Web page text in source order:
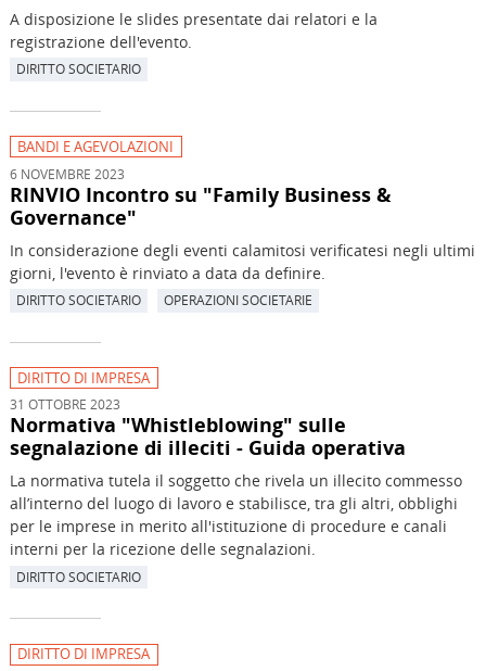
A disposizione le slides presentate dai relatori e la
registrazione dell'evento.
DIRITTO SOCIETARIO
BANDI E AGEVOLAZIONI
6 NOVEMBRE 2023
RINVIO Incontro su "Family Business &
Governance"
In considerazione degli eventi calamitosi verificatesi negli ultimi
giorni, l'evento è rinviato a data da definire.
DIRITTO SOCIETARIO OPERAZIONI SOCIETARIE
DIRITTO DI IMPRESA
31 OTTOBRE 2023
Normativa "Whistleblowing" sulle
segnalazione di illeciti - Guida operativa
La normativa tutela il soggetto che rivela un illecito commesso
all’interno del luogo di lavoro e stabilisce, tra gli altri, obblighi
per le imprese in merito all'istituzione di procedure e canali
interni per la ricezione delle segnalazioni.
DIRITTO SOCIETARIO
DIRITTO DI IMPRESA